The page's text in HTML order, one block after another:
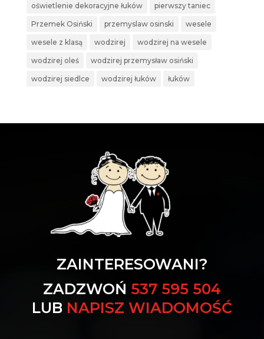
oświetlenie dekoracyjne łuków pierwszy taniec
Przemek Osiński przemyslaw osinski wesele
wesele z klasą wodzirej wodzirej na wesele
wodzirej oleś wodzirej przemysław osiński
wodzirej siedlce wodzirej łuków łuków
ZAINTERESOWANI?
ZADZWOŃ 537 595 504
LUB NAPISZ WIADOMOŚĆ